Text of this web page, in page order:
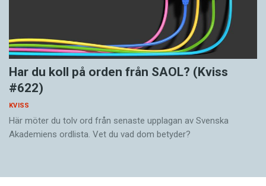
Har du koll på orden från SAOL? (Kviss
#622)
KVISS
Här möter du tolv ord från senaste upplagan av Svenska
Akademiens ordlista. Vet du vad dom betyder?